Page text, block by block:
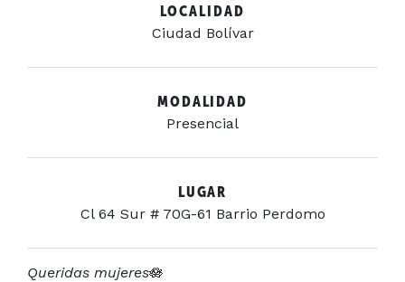
LOCALIDAD
Ciudad Bolívar
MODALIDAD
Presencial
LUGAR
Cl 64 Sur # 70G-61 Barrio Perdomo
Queridas mujeres🪷